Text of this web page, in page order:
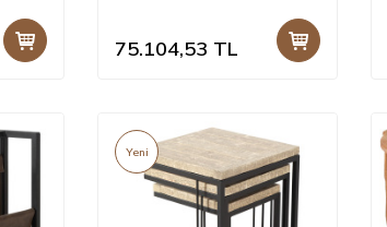
75.104,53 TL
Yeni